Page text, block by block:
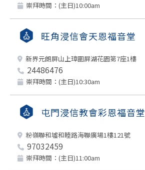
崇拜時間：(主日)10:00am
旺角浸信會天恩福音堂
新界元朗屏山上璋圍屏湖花園第7座1樓
24486476
崇拜時間：(主日)10:30am
屯門浸信教會彩恩福音堂
粉嶺聯和墟和睦路海聯廣場1樓121號
97032459
崇拜時間：(主日)11:00am